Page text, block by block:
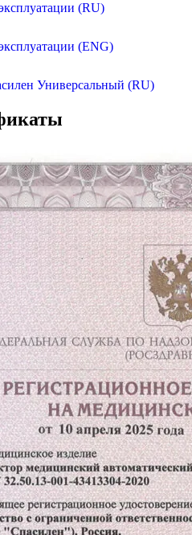
(RU)
(ENG)
Универсальный (RU)